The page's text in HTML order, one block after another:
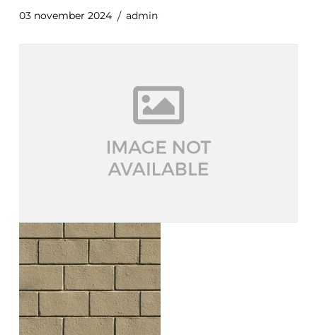
03 november 2024 admin